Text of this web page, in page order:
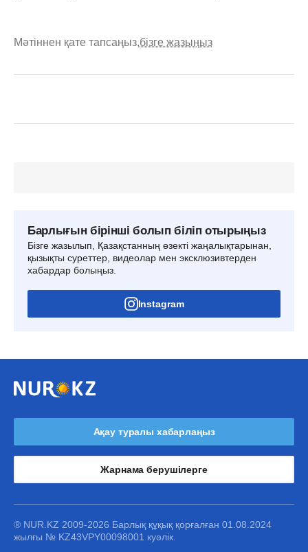
Мәтіннен қате тапсаңыз,бізге жазыңыз
Барлығын бірінші болып біліп отырыңыз
Бізге жазылып, Қазақстанның өзекті жаңалықтарынан,
қызықты суреттер, видеолар мен эксклюзивтерден
хабардар болыңыз.
Instagram
Ақау туралы хабарлаңыз
Жарнама берушілерге
® NUR.KZ 2009-2026 Барлық құқық қорғалған 01.08.2024
жылғы № KZ43VPY00098001 куәлік.